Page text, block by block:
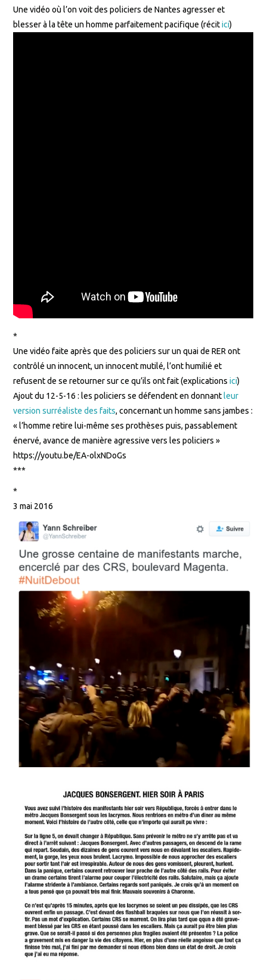
Une vidéo où l’on voit des policiers de Nantes agresser et
blesser à la tête un homme parfaitement pacifique (récitici)
*
Une vidéo faite après que des policiers sur un quai de RER ont
contrôlé un innocent, un innocent mutilé, l’ont humilié et
refusent de se retourner sur ce qu’ils ont fait (explicationsici)
Ajout du 12-5-16 : les policiers se défendent en donnantleur
version surréaliste des faits, concernant un homme sans jambes :
« l’homme retire lui-même ses prothèses puis, passablement
énervé, avance de manière agressive vers les policiers »
https://youtu.be/EA-olxNDoGs
***
*
3 mai 2016